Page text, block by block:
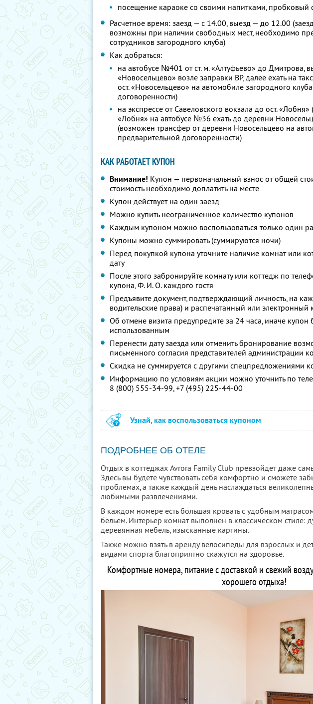
посещение караоке со своими напитками, пробковый
Расчетное время: заезд — с 14.00, выезд — до 12.00
возможны при наличии свободных мест, необходимо
сотрудников загородного клуба)
Как добраться:
на автобусе №401 от ст. м. «Алтуфьево» до Дмитрова,
«Новосельцево» возле заправки BP, далее ехать на
ост. «Новосельцево» на автомобиле загородного
договоренности)
на экспрессе от Савеловского вокзала до ост. «Лобня»
«Лобня» на автобусе №36 ехать до деревни
(возможен трансфер от деревни Новосельцево на
предварительной договоренности)
КАК РАБОТАЕТ КУПОН
Внимание! Купон — первоначальный взнос от общей
стоимость необходимо доплатить на месте
Купон действует на один заезд
Можно купить неограниченное количество купонов
Каждым купоном можно воспользоваться только один
Купоны можно суммировать (суммируются ночи)
Перед покупкой купона уточните наличие комнат или
дату
После этого забронируйте комнату или коттедж по
купона,Ф. И. О.каждого гостя
Предъявите документ, подтверждающий личность, на
водительские права) и распечатанный или электронный
Об отмене визита предупредите за 24 часа, иначе купон
использованным
Перенести дату заезда или отменить бронирование
письменного согласия представителей администрации
Скидка не суммируется с другими спецпредложениями
Информацию по условиям акции можно уточнить по
8 (800) 555-34-99, +7 (495) 225-44-00
Узнай, как воспользоваться купоном
ПОДРОБНЕЕ ОБ ОТЕЛЕ
Отдых в коттеджах Avrora Family Club превзойдет даже
Здесь вы будете чувствовать себя комфортно и сможете
проблемах, а также каждый день наслаждаться
любимыми развлечениями.
В каждом номере есть большая кровать с удобным
бельем. Интерьер комнат выполнен в классическом стиле:
деревянная мебель, изысканные картины.
Также можно взять в аренду велосипеды для взрослых и
видами спорта благоприятно скажутся на здоровье.
Комфортные номера, питание с доставкой и свежий
хорошего отдыха!